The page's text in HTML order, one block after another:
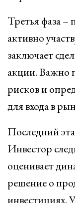
Третья фаза –
активно
заключает
акции. Важно
рисков и
для входа в
Последний
Инвестор
оценивает
решение о
инвестициях.